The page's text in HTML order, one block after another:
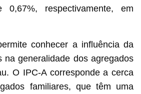
0,67%, respectivamente, em
conhecer a influência da
na generalidade dos agregados
O IPC-A corresponde a cerca
familiares, que têm uma